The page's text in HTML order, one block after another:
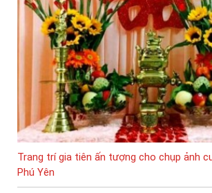
Trang trí gia tiên ấn tượng cho chụp ảnh
Phú Yên